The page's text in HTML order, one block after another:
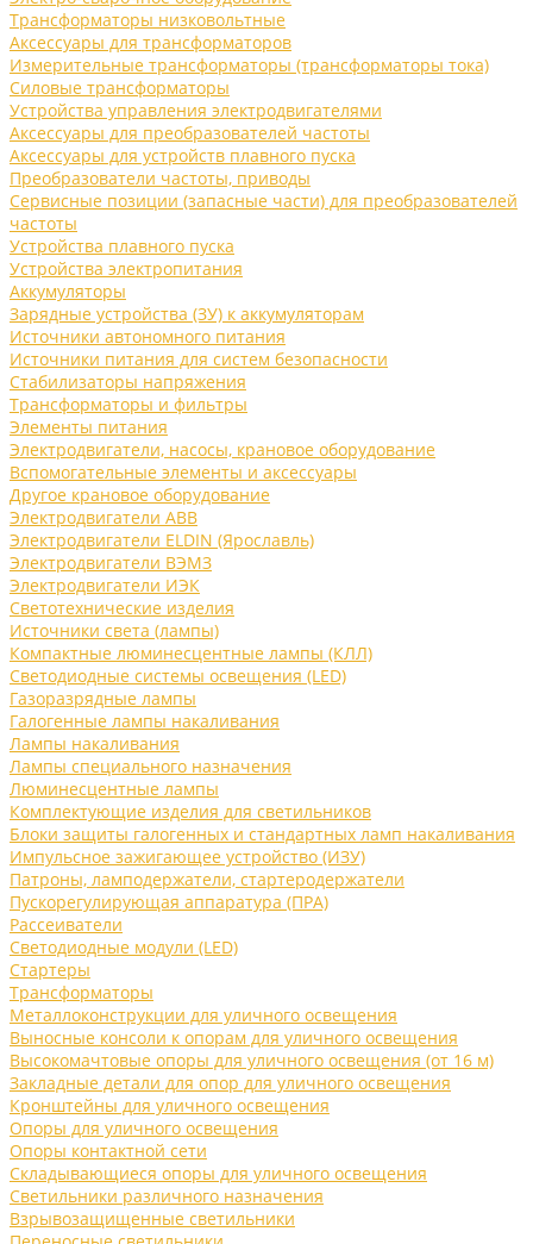
Трансформаторы низковольтные
Аксессуары для трансформаторов
Измерительные трансформаторы (трансформаторы тока)
Силовые трансформаторы
Устройства управления электродвигателями
Аксессуары для преобразователей частоты
Аксессуары для устройств плавного пуска
Преобразователи частоты, приводы
Сервисные позиции (запасные части) для преобразователей
частоты
Устройства плавного пуска
Устройства электропитания
Аккумуляторы
Зарядные устройства (ЗУ) к аккумуляторам
Источники автономного питания
Источники питания для систем безопасности
Стабилизаторы напряжения
Трансформаторы и фильтры
Элементы питания
Электродвигатели, насосы, крановое оборудование
Вспомогательные элементы и аксессуары
Другое крановое оборудование
Электродвигатели ABB
Электродвигатели ELDIN (Ярославль)
Электродвигатели ВЭМЗ
Электродвигатели ИЭК
Светотехнические изделия
Источники света (лампы)
Компактные люминесцентные лампы (КЛЛ)
Светодиодные системы освещения (LED)
Газоразрядные лампы
Галогенные лампы накаливания
Лампы накаливания
Лампы специального назначения
Люминесцентные лампы
Комплектующие изделия для светильников
Блоки защиты галогенных и стандартных ламп накаливания
Импульсное зажигающее устройство (ИЗУ)
Патроны, ламподержатели, стартеродержатели
Пускорегулирующая аппаратура (ПРА)
Рассеиватели
Светодиодные модули (LED)
Стартеры
Трансформаторы
Металлоконструкции для уличного освещения
Выносные консоли к опорам для уличного освещения
Высокомачтовые опоры для уличного освещения (от 16 м)
Закладные детали для опор для уличного освещения
Кронштейны для уличного освещения
Опоры для уличного освещения
Опоры контактной сети
Складывающиеся опоры для уличного освещения
Светильники различного назначения
Взрывозащищенные светильники